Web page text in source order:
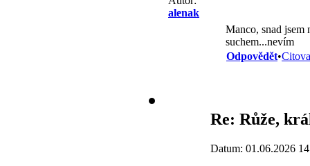
alenak
Manco, snad
suchem...nevím
Odpovědět•
Re: Růže,
Datum: 01.06.2026